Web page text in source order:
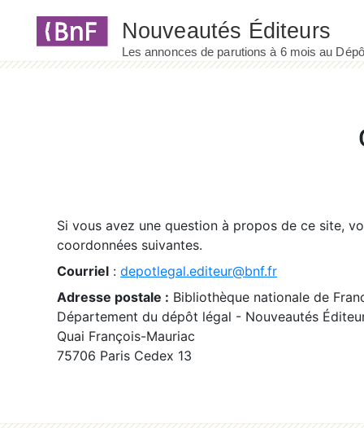
Si vous avez une question à propos de ce site,
coordonnées suivantes.
Courriel : depotlegal.editeur@bnf.fr
Adresse postale : Bibliothèque nationale de
Département du dépôt légal - Nouveautés
Quai François-Mauriac
75706 Paris Cedex 13